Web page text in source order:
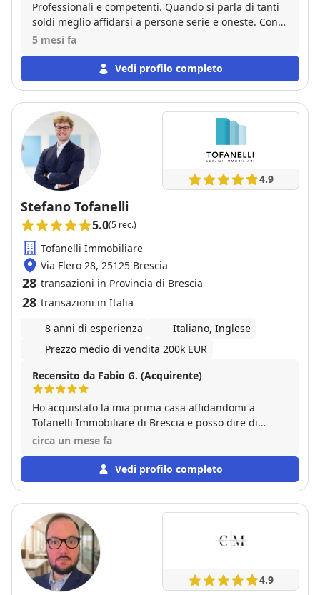
Professionali e competenti. Quando si parla di tanti
soldi meglio affidarsi a persone serie e oneste. Con
Gabetti andate sul sicuro! Ottima agenzia
5 mesi fa
Vedi profilo completo
4.9
Stefano Tofanelli
5.0(5 rec.)
Tofanelli Immobiliare
Via Flero 28, 25125 Brescia
28 transazioni in Provincia di Brescia
28 transazioni in Italia
8 anni di esperienza
Italiano, Inglese
Prezzo medio di vendita 200k EUR
Recensito da Fabio G. (Acquirente)
Ho acquistato la mia prima casa affidandomi a
Tofanelli Immobiliare di Brescia e posso dire di
essere stato sinceramente molto soddisfatto
tutto il suo team si sono dimostrati estremamente
disponibili, professionali ed efficaci,
dell’immobile, ma anche in tutte le fasi successive,
fino all’atto e anche dopo. Ho apprezzato molto la
loro presenza costante, la chiarezza nella gestione
delle pratiche e delle carte, e soprattutto la
disponibilità ad aiutarmi anche per aspetti che
spesso potrebbero essere considerati “extra” da
circa un mese fa
Vedi profilo completo
4.9